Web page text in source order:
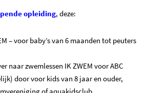
opleiding, deze:
– voor baby’s van 6 maanden tot peuters
naar zwemlessen IK ZWEM voor ABC
door voor kids van 8 jaar en ouder,